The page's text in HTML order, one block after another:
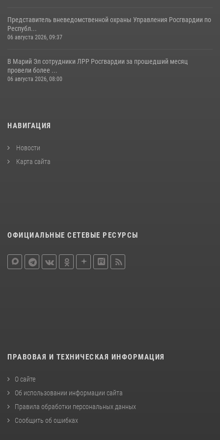
Представитель вневедомственной охраны Управления Росгвардии по
Республ...
06 августа 2026, 09:37
В Марий Эл сотрудники ЛРР Росгвардии за прошедший месяц
провели более ...
06 августа 2026, 08:00
НАВИГАЦИЯ
Новости
Карта сайта
ОФИЦИАЛЬНЫЕ СЕТЕВЫЕ РЕСУРСЫ
ПРАВОВАЯ И ТЕХНИЧЕСКАЯ ИНФОРМАЦИЯ
О сайте
Об использовании информации сайта
Правила обработки персональных данных
Сообщить об ошибках